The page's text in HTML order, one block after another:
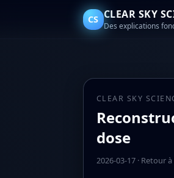
CS CLEAR SKY
Des explications
CLEAR SKY
dose
2026-03-17· Retour à